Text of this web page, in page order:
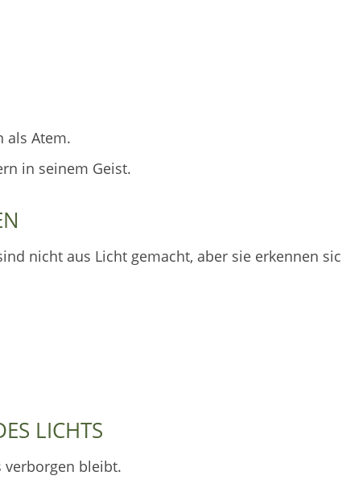
als Atem.
in seinem Geist.
nicht aus Licht gemacht, aber sie erkennen
LICHTS
verborgen bleibt.